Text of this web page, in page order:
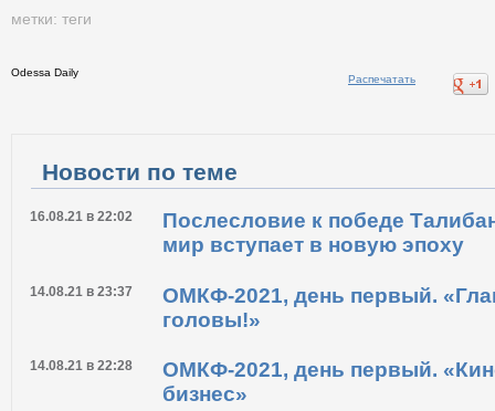
метки: теги
Odessa Daily
Новости по теме
16.08.21 в 22:02
Послесловие к победе
мир вступает в новую эпоху
14.08.21 в 23:37
ОМКФ-2021, день первый.
головы!»